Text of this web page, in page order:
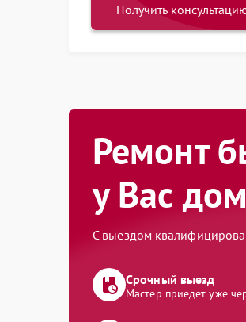
Получить
Ремонт
у Вас
С выездом
Срочный выезд
Мастер приедет уже